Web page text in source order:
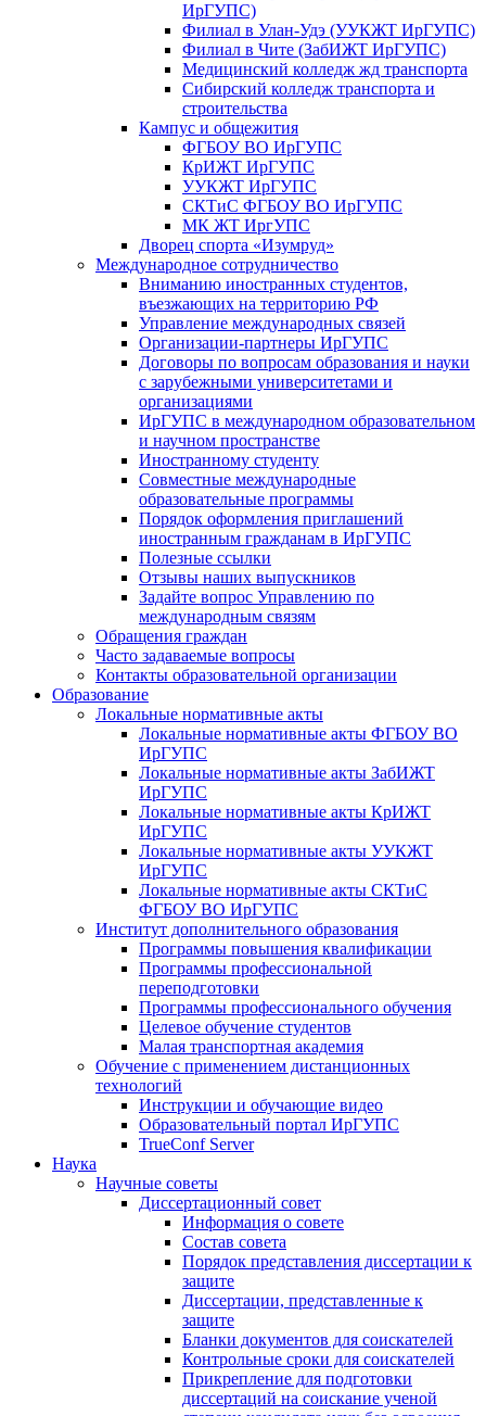
ИрГУПС)
Филиал в Улан-Удэ (УУКЖТ ИрГУПС)
Филиал в Чите (ЗабИЖТ ИрГУПС)
Медицинский колледж жд транспорта
Сибирский колледж транспорта и
строительства
Кампус и общежития
ФГБОУ ВО ИрГУПС
КрИЖТ ИрГУПС
УУКЖТ ИрГУПС
СКТиС ФГБОУ ВО ИрГУПС
МК ЖТ ИргУПС
Дворец спорта «Изумруд»
Международное сотрудничество
Вниманию иностранных студентов,
въезжающих на территорию РФ
Управление международных связей
Организации-партнеры ИрГУПС
Договоры по вопросам образования и науки
с зарубежными университетами и
организациями
ИрГУПС в международном образовательном
и научном пространстве
Иностранному студенту
Совместные международные
образовательные программы
Порядок оформления приглашений
иностранным гражданам в ИрГУПС
Полезные ссылки
Отзывы наших выпускников
Задайте вопрос Управлению по
международным связям
Обращения граждан
Часто задаваемые вопросы
Контакты образовательной организации
Образование
Локальные нормативные акты
Локальные нормативные акты ФГБОУ ВО
ИрГУПС
Локальные нормативные акты ЗабИЖТ
ИрГУПС
Локальные нормативные акты КрИЖТ
ИрГУПС
Локальные нормативные акты УУКЖТ
ИрГУПС
Локальные нормативные акты СКТиС
ФГБОУ ВО ИрГУПС
Институт дополнительного образования
Программы повышения квалификации
Программы профессиональной
переподготовки
Программы профессионального обучения
Целевое обучение студентов
Малая транспортная академия
Обучение с применением дистанционных
технологий
Инструкции и обучающие видео
Образовательный портал ИрГУПС
TrueConf Server
Наука
Научные советы
Диссертационный совет
Информация о совете
Состав совета
Порядок представления диссертации к
защите
Диссертации, представленные к
защите
Бланки документов для соискателей
Контрольные сроки для соискателей
Прикрепление для подготовки
диссертаций на соискание ученой